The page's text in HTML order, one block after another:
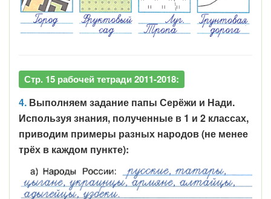
Стр. 15 рабочей тетради 2011-2018:
4. Выполняем задание папы Серёжи и Нади.
Используя знания, полученные в 1 и 2 классах,
приводим примеры разных народов (не менее
трёх в каждом пункте):